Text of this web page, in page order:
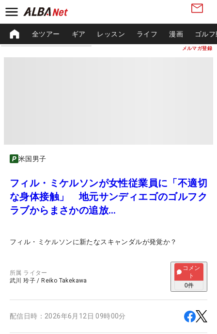
メルマガ登録
全ツアー ギア レッスン ライフ 漫画 ゴル
米国男子
フィル・ミケルソンが女性従業員に「不適切
な身体接触」 地元サンディエゴのゴルフク
ラブからまさかの追放…
フィル・ミケルソンに新たなスキャンダルが発覚か？
所属 ライター
武川 玲子 / Reiko Takekawa
コメン
ト
0件
配信日時： 2026年6月12日 09時00分